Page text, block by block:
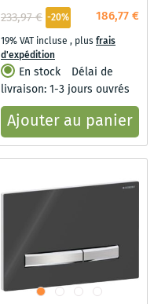
186,77 €
233,97 € -20%
19% VAT incluse , plusfrais
d'expédition
En stock
Délai de
livraison: 1-3 jours ouvrés
Ajouter au panier